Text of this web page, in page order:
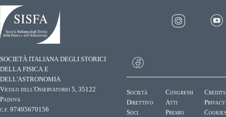
SOCIETÀ ITALIANA DEGLI STORICI
DELLA FISICA E
DELL'ASTRONOMIA
Vicolo dell'Osservatorio 5, 35122
Padova
c.f. 97495670156
Società
Direttivo
Soci
Congressi
Atti
Premio
Credits
Privacy